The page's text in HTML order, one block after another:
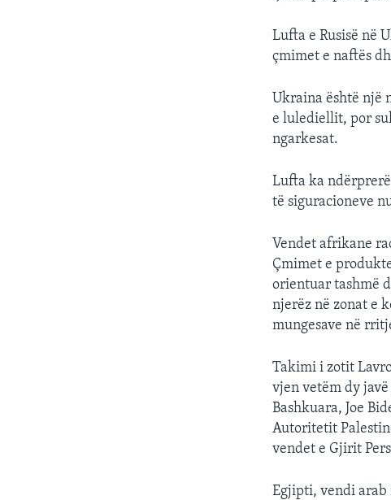
Lufta e Rusisë në
çmimet e naftës
Ukraina është një
e lulediellit, por
ngarkesat.
Lufta ka
të siguracioneve
Vendet afrikane
Çmimet e
orientuar tashmë
njerëz në zonat e
mungesave në
Takimi i zotit
vjen vetëm dy
Bashkuara, Joe
Autoritetit
vendet e Gjirit
Egjipti, vendi arab